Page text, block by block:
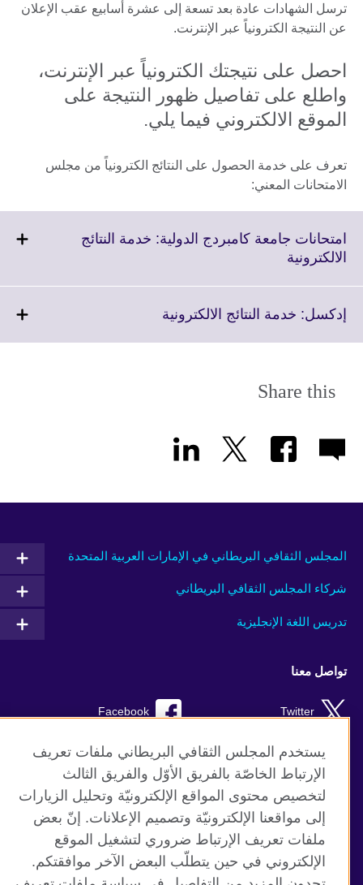
ترسل الشهادات عادة بعد تسعة إلى عشرة أسابيع عقب الإعلان
عن النتيجة الكترونياً عبر الإنترنت.
احصل على نتيجتك الكترونياً عبر الإنترنت،
واطلع على تفاصيل ظهور النتيجة على
الموقع الالكتروني فيما يلي.
تعرف على خدمة الحصول على النتائج الكترونياً من مجلس
الامتحانات المعني:
امتحانات جامعة كامبردج الدولية: خدمة النتائج
الالكترونية
More
إدكسل: خدمة النتائج الالكترونية
Share this
المجلس الثقافي البريطاني في الإمارات العربية المتحدة
شركاء المجلس الثقافي البريطاني
تدريس اللغة الإنجليزية
تواصل معنا
Facebook Twitter
Instagram RSS
TikTok
موقع المجلس الثقافي البريطاني العالمي
يستخدم المجلس الثقافي البريطاني ملفات تعريف
الإرتباط الخاصّة بالفريق الأوّل والفريق الثالث
لتخصيص محتوى المواقع الإلكترونيّة وتحليل الزيارات
إلى مواقعنا الإلكترونيّة وتصميم الإعلانات. إنّ بعض
ملفات تعريف الإرتباط ضروري لتشغيل الموقع
الإلكتروني في حين يتطلّب البعض الآخر موافقتكم.